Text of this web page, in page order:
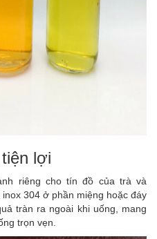
lợi
riêng cho tín đồ của trà và
304 ở phần miệng hoặc đáy
tràn ra ngoài khi uống, mang
trọn vẹn.